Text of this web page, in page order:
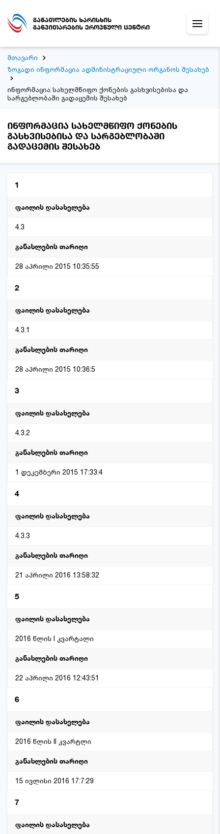
განათლების ხარისხის
განვითარების ეროვნული ცენტრი
მთავარი
ზოგადი ინფორმაცია ადმინისტრაციული ორგანოს შესახებ
ინფორმაცია სახელმწიფო ქონების გასხვისებისა და
სარგებლობაში გადაცემის შესახებ
ინფორმაცია სახელმწიფო ქონების
გასხვისებისა და სარგებლობაში
გადაცემის შესახებ
1
4.3
28 აპრილი 2015 10:35:55
2
4.3.1
28 აპრილი 2015 10:36:5
3
4.3.2
1 დეკემბერი 2015 17:33:4
4
4.3.3
21 აპრილი 2016 13:58:32
5
2016 წლის I კვარტალი
22 აპრილი 2016 12:43:51
6
2016 წლის II კვარტლი
15 ივლისი 2016 17:7:29
7